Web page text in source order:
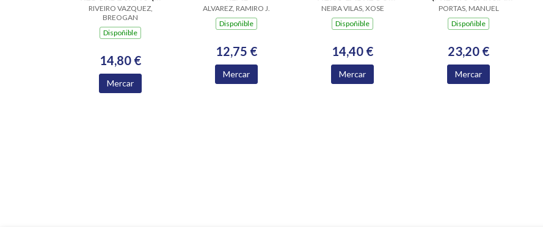
PREMIO RAIÑA LUPA
2004)
RIVEIRO VAZQUEZ,
BREOGAN
Dispoñible
14,80 €
Mercar
ALVAREZ, RAMIRO J.
Dispoñible
12,75 €
Mercar
(B.N.VILAS)
NEIRA VILAS, XOSE
Dispoñible
14,40 €
Mercar
BARROS 2015)
PORTAS, MANUEL
Dispoñible
23,20 €
Mercar